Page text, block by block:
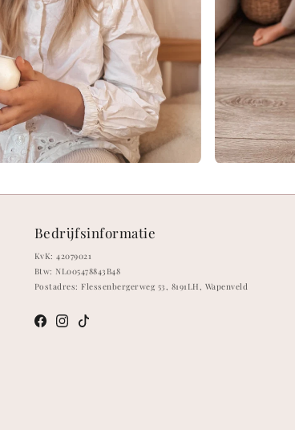
Bedrijfsinformatie
KvK: 42079021
Btw: NL005478843B48
Postadres: Flessenbergerweg 53, 8191LH, Wapenveld
Meta Instagram
TikTok